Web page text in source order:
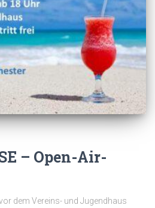
– Open-Air-
dem Vereins- und Jugendhaus